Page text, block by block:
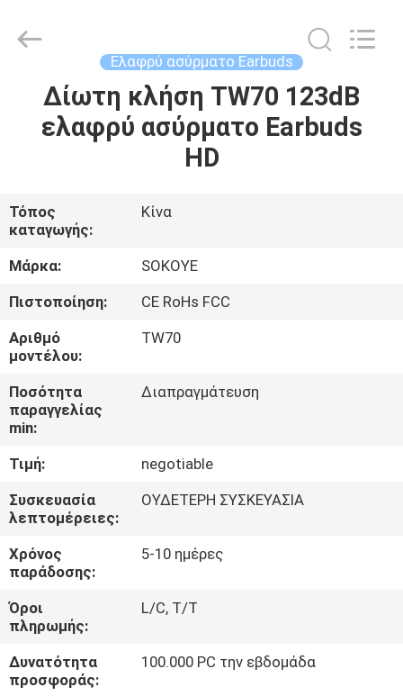
ΣΠΊΤΙ
ΠΕΡΊΠΟΥ
ΕΜΕΊΣ
ΓΎΡΟΣ
ΕΡΓΟΣΤΑΣΊΩΝ
ΠΟΙΟΤΙΚΌΣ
ΈΛΕΓΧΟΣ
ΜΑΣ
ΕΛΆΤΕ
ΕΠΑΦΉ
ΜΕ
ΕΙΔΉΣΕΙΣ
Electronic
Ελαφρύ ασύρματο Earbuds
Δίωτη κλήση TW70 123dB
ελαφρύ ασύρματο Earbuds
HD
Τόπος
καταγωγής:
Κίνα
Μάρκα:
SOKOYE
Πιστοποίηση:
CE RoHs FCC
Αριθμό
μοντέλου:
TW70
Ποσότητα
παραγγελίας
min:
Διαπραγμάτευση
Τιμή:
negotiable
Συσκευασία
λεπτομέρειες:
ΟΥΔΕΤΕΡΗ ΣΥΣΚΕΥΑΣΙΑ
Χρόνος
παράδοσης:
5-10 ημέρες
Όροι
πληρωμής:
L/C, T/T
Δυνατότητα
προσφοράς:
100.000 PC την εβδομάδα